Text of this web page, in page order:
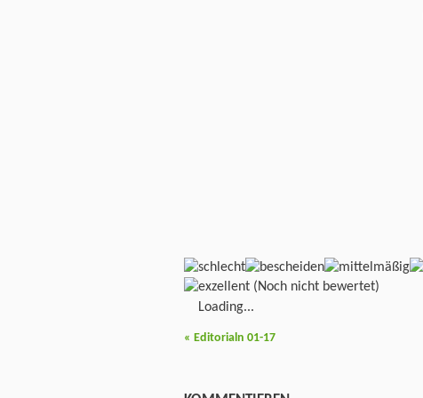
(Noch nicht bewertet)
Loading...
« Editorialn 01-17